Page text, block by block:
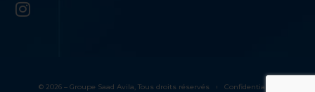
© 2026 – Groupe Saad Avila, Tous droits réservés Confidentialité